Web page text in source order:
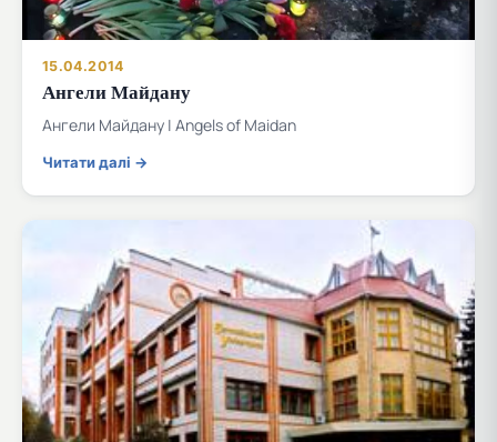
15.04.2014
Ангели Майдану
Ангели Майдану | Angels of Maidan
Читати далі →